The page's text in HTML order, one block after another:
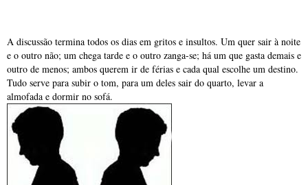
A discussão termina todos os dias em gritos e insultos. Um quer sair à noite
e o outro não; um chega tarde e o outro zanga-se; há um que gasta demais e
outro de menos; ambos querem ir de férias e cada qual escolhe um destino.
Tudo serve para subir o tom, para um deles sair do quarto, levar a
almofada e dormir no sofá.